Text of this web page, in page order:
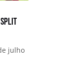
Split
julho